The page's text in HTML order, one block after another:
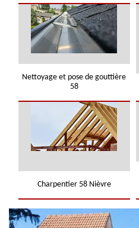
Nettoyage et pose de gouttière
58
Charpentier 58 Nièvre